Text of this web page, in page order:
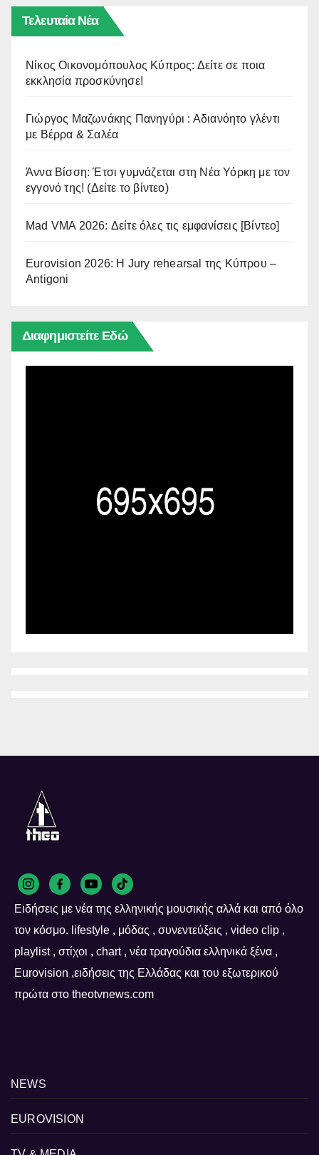
Τελευταία Νέα
Νίκος Οικονομόπουλος Κύπρος: Δείτε σε ποια
εκκλησία προσκύνησε!
Γιώργος Μαζωνάκης Πανηγύρι : Αδιανόητο γλέντι
με Βέρρα & Σαλέα
Άννα Βίσση: Έτσι γυμνάζεται στη Νέα Υόρκη με τον
εγγονό της! (Δείτε το βίντεο)
Mad VMA 2026: Δείτε όλες τις εμφανίσεις [Βίντεο]
Eurovision 2026: Η Jury rehearsal της Κύπρου –
Antigoni
Διαφημιστείτε Εδώ
Ειδήσεις με νέα της ελληνικής μουσικής αλλά και από όλο
τον κόσμο. lifestyle , μόδας , συνεντεύξεις , video clip ,
playlist , στίχοι , chart , νέα τραγούδια ελληνικά ξένα ,
Eurovision ,ειδήσεις της Ελλάδας και του εξωτερικού
πρώτα στο theotvnews.com
NEWS
EUROVISION